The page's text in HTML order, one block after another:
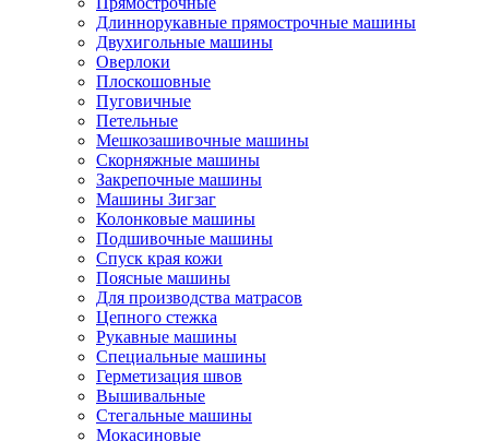
Длиннорукавные прямострочные машины
Двухигольные машины
Оверлоки
Плоскошовные
Пуговичные
Петельные
Мешкозашивочные машины
Скорняжные машины
Закрепочные машины
Машины Зигзаг
Колонковые машины
Подшивочные машины
Спуск края кожи
Поясные машины
Для производства матрасов
Цепного стежка
Рукавные машины
Специальные машины
Герметизация швов
Вышивальные
Стегальные машины
Мокасиновые